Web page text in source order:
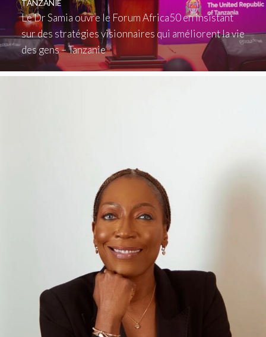
Le Dr Samia ouvre le Forum Africa50 en insistant
sur des stratégies visionnaires qui améliorent la vie
des gens – Tanzanie
TANZANIE